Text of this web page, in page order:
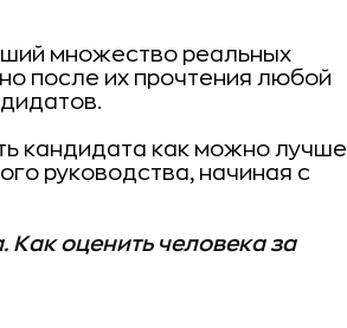
множество реальных
после их прочтения любой
кандидата как можно лучше
руководства, начиная с
Как оценить человека за